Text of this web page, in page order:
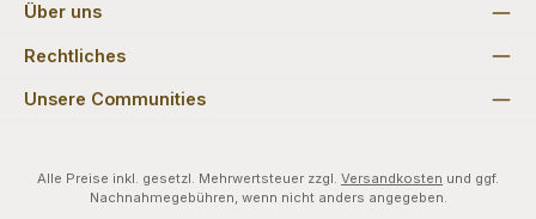
Über uns
Rechtliches
Unsere Communities
Alle Preise inkl. gesetzl. Mehrwertsteuer zzgl. Versandkosten und ggf.
Nachnahmegebühren, wenn nicht anders angegeben.